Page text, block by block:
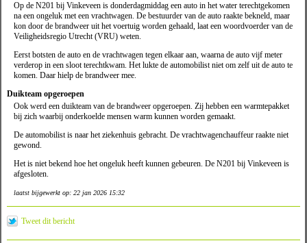
Op de N201 bij Vinkeveen is donderdagmiddag een auto in het water terechtgekomen
na een ongeluk met een vrachtwagen. De bestuurder van de auto raakte bekneld, maar
kon door de brandweer uit het voertuig worden gehaald, laat een woordvoerder van de
Veiligheidsregio Utrecht (VRU) weten.
Eerst botsten de auto en de vrachtwagen tegen elkaar aan, waarna de auto vijf meter
verderop in een sloot terechtkwam. Het lukte de automobilist niet om zelf uit de auto te
komen. Daar hielp de brandweer mee.
Duikteam opgeroepen
Ook werd een duikteam van de brandweer opgeroepen. Zij hebben een warmtepakket
bij zich waarbij onderkoelde mensen warm kunnen worden gemaakt.
De automobilist is naar het ziekenhuis gebracht. De vrachtwagenchauffeur raakte niet
gewond.
Het is niet bekend hoe het ongeluk heeft kunnen gebeuren. De N201 bij Vinkeveen is
afgesloten.
laatst bijgewerkt op: 22 jan 2026 15:32
Tweet dit bericht